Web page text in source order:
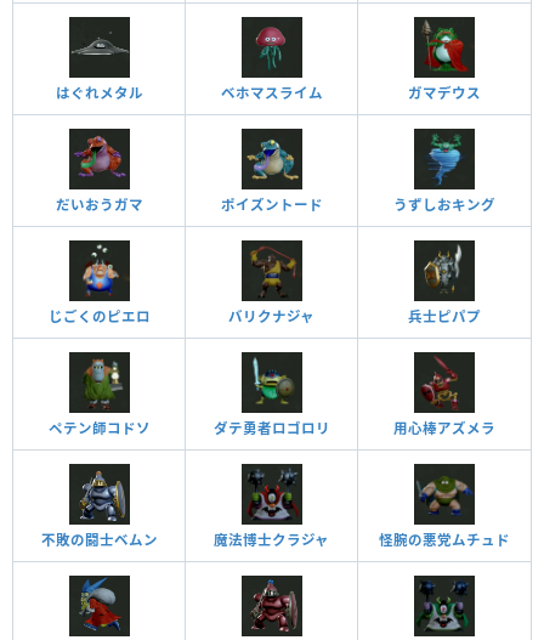
はぐれメタル ベホマスライム ガマデウス
だいおうガマ ポイズントード うずしおキング
じごくのピエロ バリクナジャ 兵士ピパプ
ペテン師コドソ ダテ勇者ロゴロリ 用心棒アズメラ
不敗の闘士ベムン 魔法博士クラジャ 怪腕の悪党ムチュド